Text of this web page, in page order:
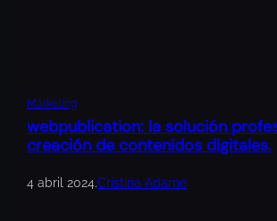
Marketing
webpublication: la solución
creación de contenidos digitales.
4 abril 2024.Cristina Adame